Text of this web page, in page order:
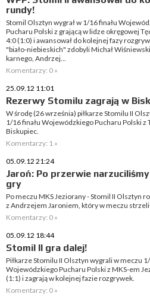
rundy!
Stomil Olsztyn wygrał w 1/16 finału
Pucharu Polski z grającą w lidze okręgowej
4:0 (1:0) i awansował do kolejnej fazy
"biało-niebieskich" zdobyli Michał
karnego, Andrzej...
Komentarzy: 0 »
25.09.12 11:01
Rezerwy Stomilu zagrają w
W środę (26 września) piłkarze Stomilu II
1/16 finału Wojewódzkiego Pucharu Polski z
Biskupiec.
Komentarzy: 1 »
05.09.12 21:24
Jaroń: Po przerwie
gry
Po meczu MKS Jeziorany - Stomil II Olsztyn
z Andrzejem Jaroniem, który w meczu
Komentarzy: 0 »
05.09.12 18:44
Stomil II gra dalej!
Piłkarze Stomilu II Olsztyn wygrali w meczu
Wojewódzkiego Pucharu Polski z MKS-em
(1:1) i zagrają w kolejnej fazie rozgrywek.
Komentarzy: 0 »